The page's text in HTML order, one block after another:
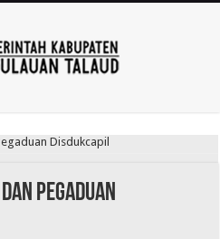
Disdukcapil
Pegaduan